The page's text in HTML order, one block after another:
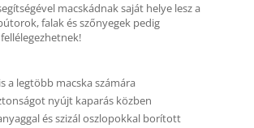
macskádnak saját helye lesz a
falak és szőnyegek pedig
a legtöbb macska számára
nyújt kaparás közben
és szizál oszlopokkal borított